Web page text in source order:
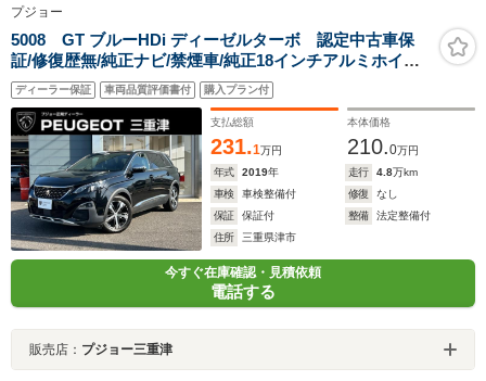
プジョー
5008 GT ブルーHDi ディーゼルターボ 認定中古車保
証/修復歴無/純正ナビ/禁煙車/純正18インチアルミホイー
ル/ETC/コントロール/LEDヘッドライト/バックモニター/
ブラインドスポットモニター/ルーフレール
ディーラー保証 車両品質評価書付 購入プラン付
支払総額
231.1万円
本体価格
210.0万円
年式
2019年 走行 4.8万km
車検
車検整備付 修復
なし
保証
保証付 整備
法定整備付
住所
三重県津市
今すぐ在庫確認・見積依頼
電話する
販売店： プジョー三重津